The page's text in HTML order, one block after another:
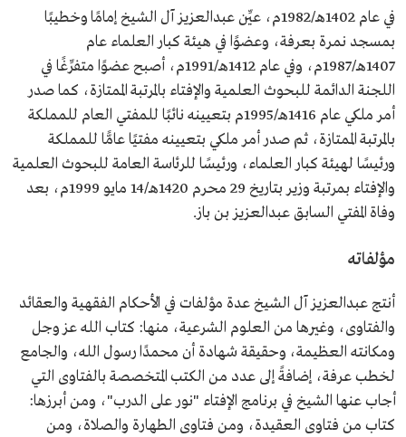
في عام 1402هـ/1982م، عيِّن عبدالعزيز آل الشيخ إمامًا وخطيبًا
بمسجد نمرة بعرفة، وعضوًا في هيئة كبار العلماء عام
1407هـ/1987م، وفي عام 1412هـ/1991م، أصبح عضوًا متفرِّغًا في
اللجنة الدائمة للبحوث العلمية والإفتاء بالمرتبة الممتازة، كما صدر
أمر ملكي عام 1416هـ/1995م بتعيينه نائبًا للمفتي العام للمملكة
بالمرتبة الممتازة، ثم صدر أمر ملكي بتعيينه مفتيًا عامًّا للمملكة
ورئيسًا لهيئة كبار العلماء، ورئيسًا للرئاسة العامة للبحوث العلمية
والإفتاء بمرتبة وزير بتاريخ 29 محرم 1420هـ/14 مايو 1999م، بعد
وفاة المفتي السابق عبدالعزيز بن باز.
مؤلفاته
أنتج عبدالعزيز آل الشيخ عدة مؤلفات في الأحكام الفقهية والعقائد
والفتاوى، وغيرها من العلوم الشرعية، منها: كتاب الله عز وجل
ومكانته العظيمة، وحقيقة شهادة أن محمدًا رسول الله، والجامع
لخطب عرفة، إضافةً إلى عدد من الكتب المتخصصة بالفتاوى التي
أجاب عنها الشيخ في برنامج الإفتاء "نور على الدرب"، ومن أبرزها:
كتاب من فتاوى العقيدة، ومن فتاوى الطهارة والصلاة، ومن